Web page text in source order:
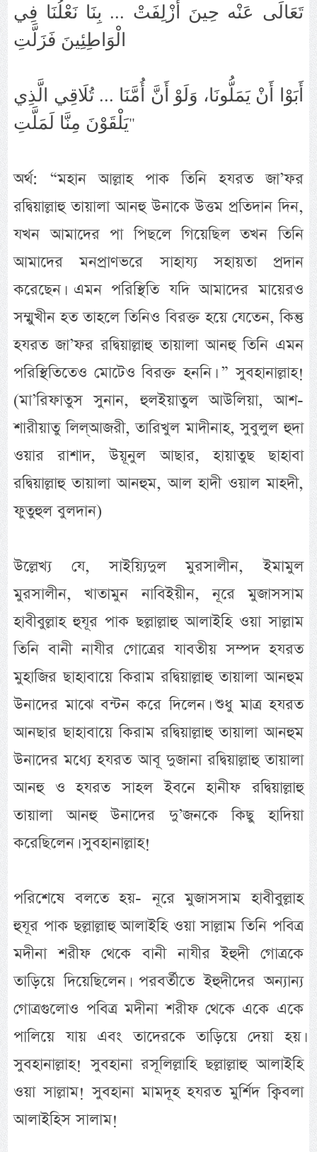
تَعَالَى عَنْه حِينَ أُزْلِفَتْ ... بِنَا نَعْلُنَا فِي
الْوَاطِئِينَ فَزَلَّتِ
أَبَوْا أَنْ يَمَلُّونَا، وَلَوْ أَنَّ أُمَّنَا ... تُلَاقِي الَّذِي
يَلْقَوْنَ مِنَّا لَمَلَّتِ"
অর্থ: “মহান আল্লাহ পাক তিনি হযরত জা’ফর
রদ্বিয়াল্লাহু তায়ালা আনহু উনাকে উত্তম প্রতিদান দিন,
যখন আমাদের পা পিছলে গিয়েছিল তখন তিনি
আমাদের মনপ্রাণভরে সাহায্য সহায়তা প্রদান
করেছেন। এমন পরিস্থিতি যদি আমাদের মায়েরও
সম্মুখীন হত তাহলে তিনিও বিরক্ত হয়ে যেতেন, কিন্তু
হযরত জা’ফর রদ্বিয়াল্লাহু তায়ালা আনহু তিনি এমন
পরিস্থিতিতেও মোটেও বিরক্ত হননি। ” সুবহানাল্লাহ!
(মা’রিফাতুস সুনান, হুলইয়াতুল আউলিয়া, আশ-
শারীয়াতু লিল্আজরী, তারিখুল মাদীনাহ, সুবুলুল হুদা
ওয়ার রাশাদ, উয়ূনুল আছার, হায়াতুছ ছাহাবা
রদ্বিয়াল্লাহু তায়ালা আনহুম, আল হাদী ওয়াল মাহদী,
ফুতুহুল বুলদান)
উল্লেখ্য যে, সাইয়্যিদুল মুরসালীন, ইমামুল
মুরসালীন, খাতামুন নাবিইয়ীন, নূরে মুজাসসাম
হাবীবুল্লাহ হুযূর পাক ছল্লাল্লাহু আলাইহি ওয়া সাল্লাম
তিনি বানী নাযীর গোত্রের যাবতীয় সম্পদ হযরত
মুহাজির ছাহাবায়ে কিরাম রদ্বিয়াল্লাহু তায়ালা আনহুম
উনাদের মাঝে বন্টন করে দিলেন। শুধু মাত্র হযরত
আনছার ছাহাবায়ে কিরাম রদ্বিয়াল্লাহু তায়ালা আনহুম
উনাদের মধ্যে হযরত আবূ দুজানা রদ্বিয়াল্লাহু তায়ালা
আনহু ও হযরত সাহল ইবনে হানীফ রদ্বিয়াল্লাহু
তায়ালা আনহু উনাদের দু’জনকে কিছু হাদিয়া
করেছিলেন। সুবহানাল্লাহ!
পরিশেষে বলতে হয়- নূরে মুজাসসাম হাবীবুল্লাহ
হুযূর পাক ছল্লাল্লাহু আলাইহি ওয়া সাল্লাম তিনি পবিত্র
মদীনা শরীফ থেকে বানী নাযীর ইহুদী গোত্রকে
তাড়িয়ে দিয়েছিলেন। পরবর্তীতে ইহুদীদের অন্যান্য
গোত্রগুলোও পবিত্র মদীনা শরীফ থেকে একে একে
পালিয়ে যায় এবং তাদেরকে তাড়িয়ে দেয়া হয়।
সুবহানাল্লাহ! সুবহানা রসূলিল্লাহি ছল্লাল্লাহু আলাইহি
ওয়া সাল্লাম! সুবহানা মামদূহ হযরত মুর্শিদ ক্বিবলা
আলাইহিস সালাম!